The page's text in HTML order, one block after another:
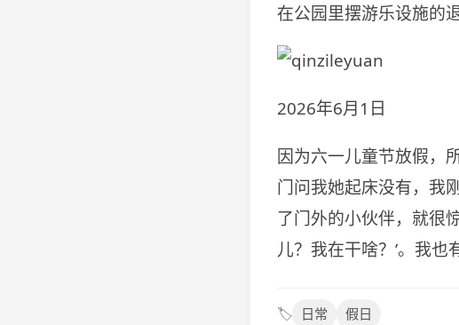
在公园里摆游乐设施的
2026年6月1日
因为六一儿童节放假，
门问我她起床没有，我
了门外的小伙伴，就很
儿？我在干啥？’。我也
🏷️ 日常 假日